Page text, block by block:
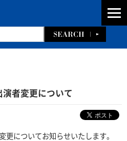
者変更について
についてお知らせいたします。